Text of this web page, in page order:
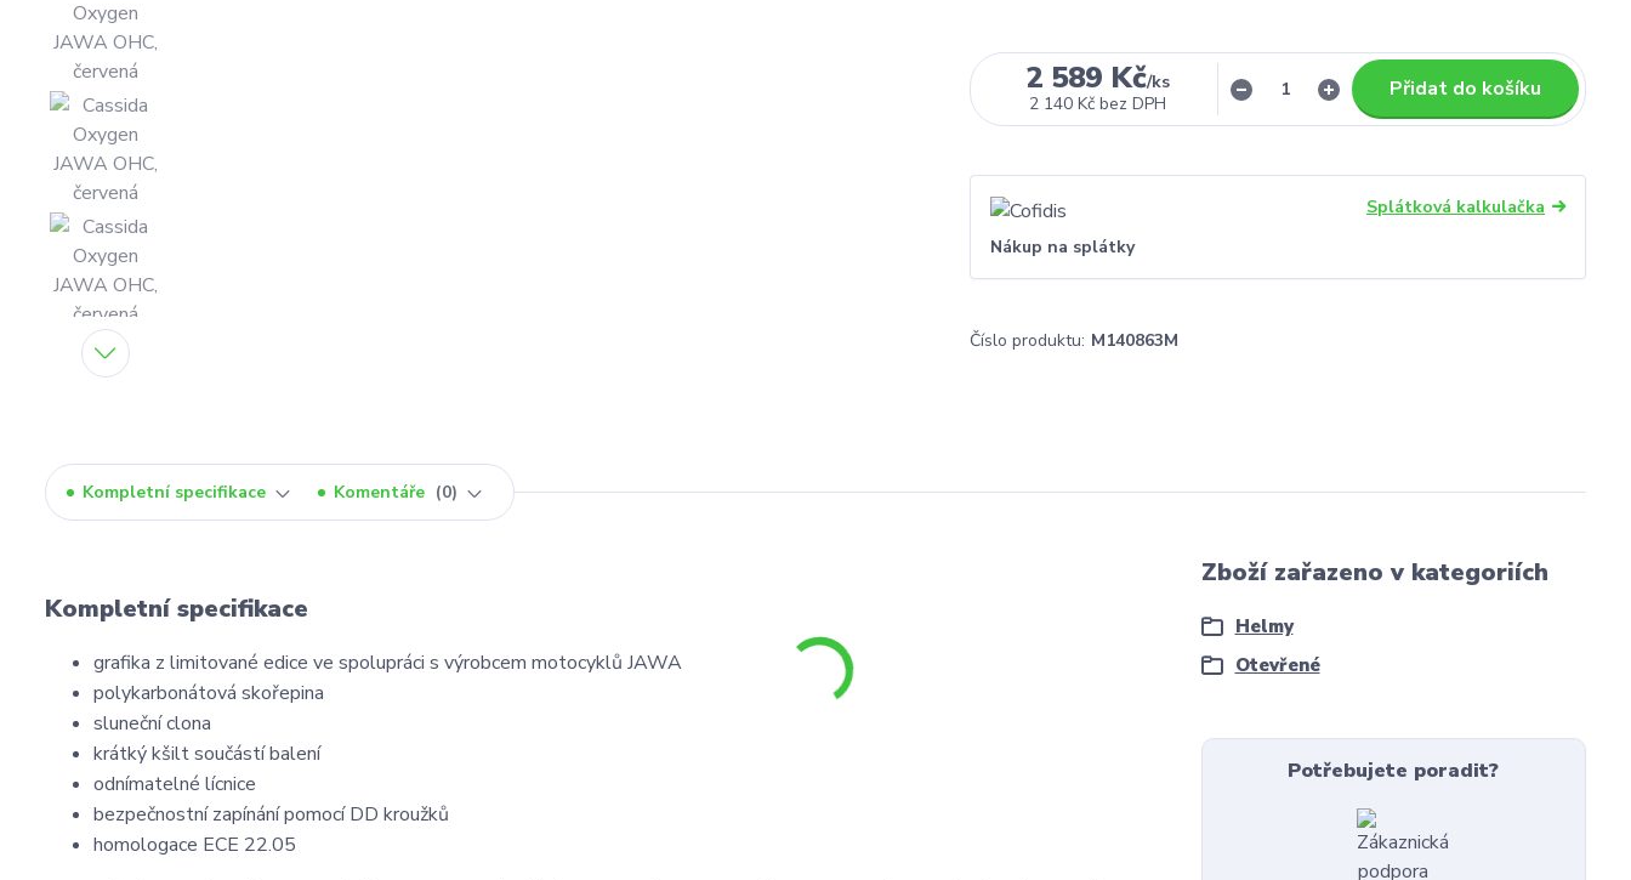
2 589 Kč/ks
2 140 Kč bez DPH
Přidat do košíku
Splátková kalkulačka
Nákup na splátky
Číslo produktu: M140863M
Kompletní specifikace Komentáře 0
Kompletní specifikace
grafika z limitované edice ve spolupráci s výrobcem motocyklů JAWA
polykarbonátová skořepina
sluneční clona
krátký kšilt součástí balení
odnímatelné lícnice
bezpečnostní zapínání pomocí DD kroužků
homologace ECE 22.05
Zboží zařazeno v kategoriích
Helmy
Otevřené
Potřebujete poradit?